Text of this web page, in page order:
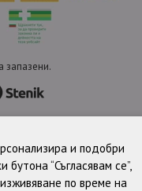
запазени.
и подобри
“Съгласявам се”,
по време на